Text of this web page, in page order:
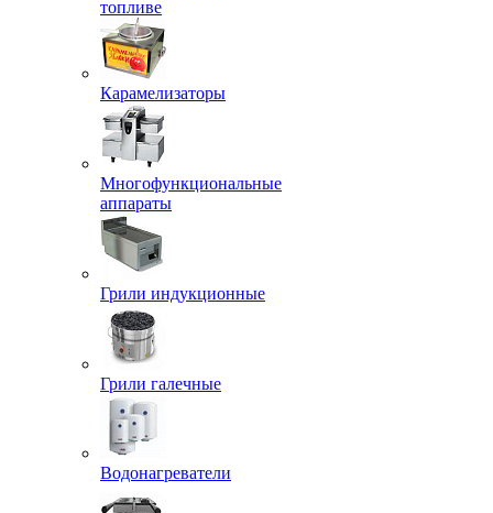
топливе
Карамелизаторы
Многофункциональные
аппараты
Грили индукционные
Грили галечные
Водонагреватели